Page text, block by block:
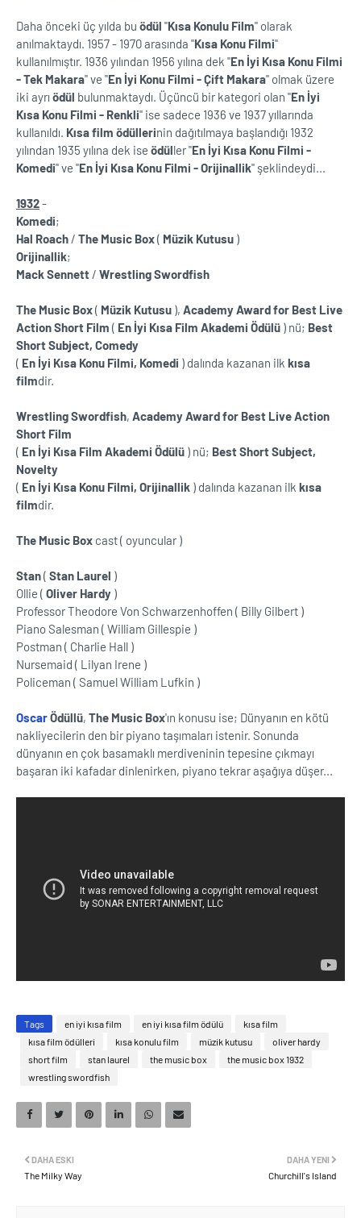
Daha önceki üç yılda bu ödül ''Kısa Konulu Film'' olarak
anılmaktaydı. 1957 - 1970 arasında ''Kısa Konu Filmi''
kullanılmıştır. 1936 yılından 1956 yılına dek ''En İyi Kısa Konu Filmi
- Tek Makara'' ve ''En İyi Konu Filmi - Çift Makara'' olmak üzere
iki ayrı ödül bulunmaktaydı. Üçüncü bir kategori olan ''En İyi
Kısa Konu Filmi - Renkli'' ise sadece 1936 ve 1937 yıllarında
kullanıldı. Kısa film ödüllerinin dağıtılmaya başlandığı 1932
yılından 1935 yılına dek ise ödüller ''En İyi Kısa Konu Filmi -
Komedi'' ve ''En İyi Kısa Konu Filmi - Orijinallik'' şeklindeydi...
1932-
Komedi;
Hal Roach / The Music Box( Müzik Kutusu )
Orijinallik;
Mack Sennett / Wrestling Swordfish
The Music Box( Müzik Kutusu ), Academy Award for Best Live
Action Short Film ( En İyi Kısa Film Akademi Ödülü ) nü; Best
Short Subject, Comedy
( En İyi Kısa Konu Filmi, Komedi ) dalında kazanan ilk kısa
filmdir.
Wrestling Swordfish, Academy Award for Best Live Action
Short Film
( En İyi Kısa Film Akademi Ödülü ) nü; Best Short Subject,
Novelty
( En İyi Kısa Konu Filmi, Orijinallik ) dalında kazanan ilk kısa
filmdir.
The Music Box cast ( oyuncular )
Stan( Stan Laurel )
Ollie ( Oliver Hardy )
Professor Theodore Von Schwarzenhoffen ( Billy Gilbert )
Piano Salesman ( William Gillespie )
Postman ( Charlie Hall )
Nursemaid ( Lilyan Irene )
Policeman ( Samuel William Lufkin )
OscarÖdüllü, The Music Box'ın konusu ise; Dünyanın en kötü
nakliyecilerin den bir piyano taşımaları istenir. Sonunda
dünyanın en çok basamaklı merdiveninin tepesine çıkmayı
başaran iki kafadar dinlenirken, piyano tekrar aşağıya düşer...
Tags en iyi kısa film en iyi kısa film ödülü
kısa film
kısa film ödülleri
kısa konulu film müzik kutusu
oliver hardy
short film
stan laurel the music box
the music box 1932
wrestling swordfish
DAHA YENI
Churchill's Island
DAHA ESKI
The Milky Way